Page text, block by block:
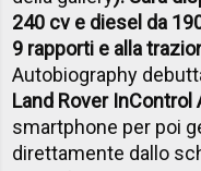
240 cv e diesel da
9 rapporti e alla
Autobiography
Land Rover InControl
smartphone per poi
direttamente dallo